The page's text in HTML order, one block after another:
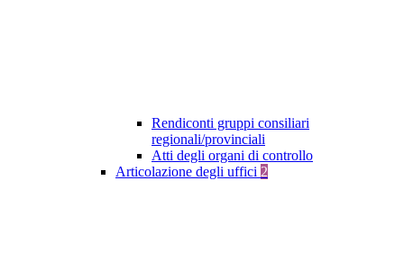
Rendiconti gruppi consiliari
regionali/provinciali
Atti degli organi di controllo
Articolazione degli uffici 2